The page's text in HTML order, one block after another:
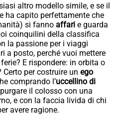
altro modello simile, e se il
ha capito perfettamente che
si fanno affari e guarda
coinquilini della classifica
la passione per i viaggi
a posto, perché vuoi mettere
E rispondere: in orbita o
per costruire un ego
comprando l’uccellino di
il colosso con una
e con la faccia livida di chi
avere ragione.